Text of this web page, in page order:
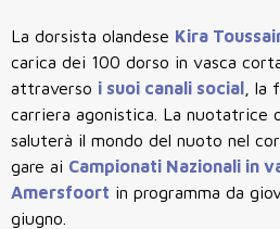
La dorsista olandese Kira
carica dei 100 dorso in vasca
attraverso i suoi canali social , la
carriera agonistica. La nuotatrice
saluterà il mondo del nuoto nel
gare ai Campionati Nazionali in
Amersfoort in programma da
giugno